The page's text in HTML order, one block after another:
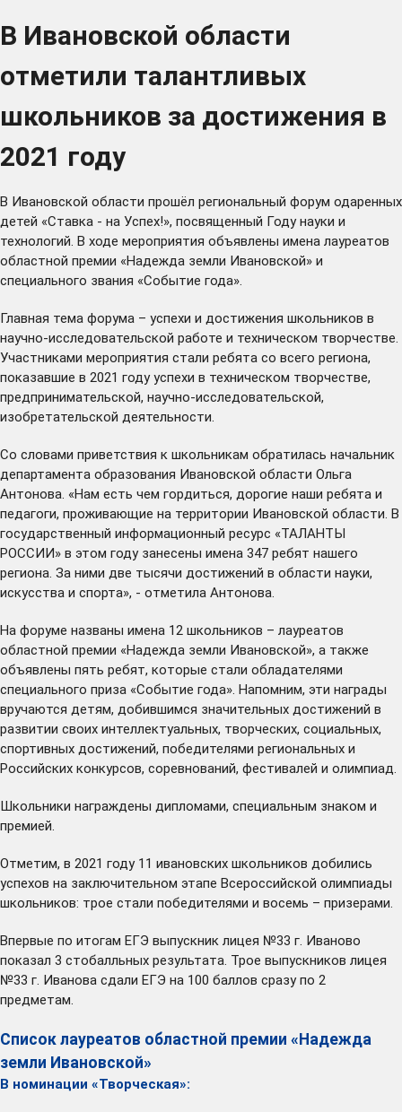
В Ивановской области
отметили талантливых
школьников за достижения в
2021 году
В Ивановской области прошёл региональный форум одаренных
детей «Ставка - на Успех!», посвященный Году науки и
технологий. В ходе мероприятия объявлены имена лауреатов
областной премии «Надежда земли Ивановской» и
специального звания «Событие года».
Главная тема форума – успехи и достижения школьников в
научно-исследовательской работе и техническом творчестве.
Участниками мероприятия стали ребята со всего региона,
показавшие в 2021 году успехи в техническом творчестве,
предпринимательской, научно-исследовательской,
изобретательской деятельности.
Со словами приветствия к школьникам обратилась начальник
департамента образования Ивановской области Ольга
Антонова. «Нам есть чем гордиться, дорогие наши ребята и
педагоги, проживающие на территории Ивановской области. В
государственный информационный ресурс «ТАЛАНТЫ
РОССИИ» в этом году занесены имена 347 ребят нашего
региона. За ними две тысячи достижений в области науки,
искусства и спорта», - отметила Антонова.
На форуме названы имена 12 школьников – лауреатов
областной премии «Надежда земли Ивановской», а также
объявлены пять ребят, которые стали обладателями
специального приза «Событие года». Напомним, эти награды
вручаются детям, добившимся значительных достижений в
развитии своих интеллектуальных, творческих, социальных,
спортивных достижений, победителями региональных и
Российских конкурсов, соревнований, фестивалей и олимпиад.
Школьники награждены дипломами, специальным знаком и
премией.
Отметим, в 2021 году 11 ивановских школьников добились
успехов на заключительном этапе Всероссийской олимпиады
школьников: трое стали победителями и восемь – призерами.
Впервые по итогам ЕГЭ выпускник лицея №33 г. Иваново
показал 3 стобалльных результата. Трое выпускников лицея
№33 г. Иванова сдали ЕГЭ на 100 баллов сразу по 2
предметам.
Список лауреатов областной премии «Надежда
земли Ивановской»
В номинации «Творческая»: